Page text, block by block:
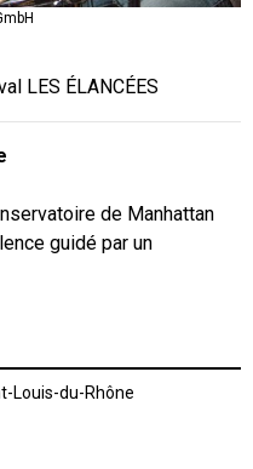
LES ÉLANCÉES
de Manhattan
guidé par un
Louis-du-Rhône